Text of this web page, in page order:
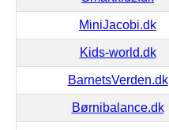
MiniJacobi.dk
Kids-world.dk
BarnetsVerden.dk
Børnibalance.dk